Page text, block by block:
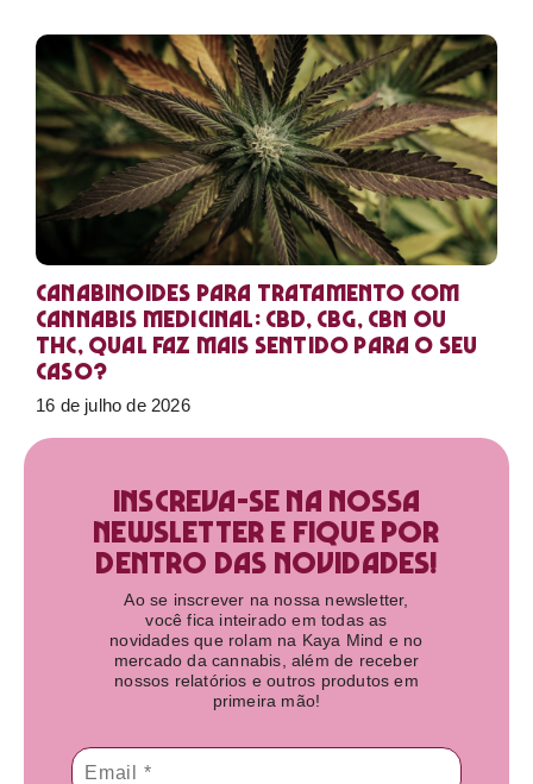
Canabinoides para tratamento com
cannabis medicinal: CBD, CBG, CBN ou
THC, qual faz mais sentido para o seu
caso?
16 de julho de 2026
Inscreva-se na nossa
newsletter e fique por
dentro das novidades!​
Ao se inscrever na nossa newsletter,
você fica inteirado em todas as
novidades que rolam na Kaya Mind e no
mercado da cannabis, além de receber
nossos relatórios e outros produtos em
primeira mão!